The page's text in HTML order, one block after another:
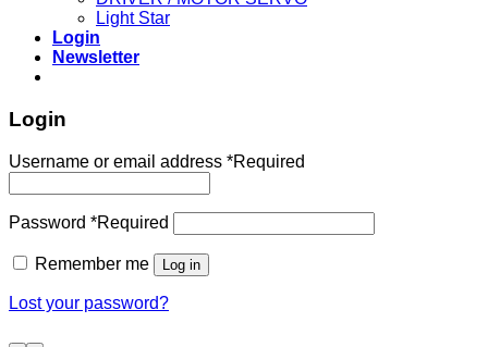
Light Star
Login
Newsletter
Login
Username or email address *Required
Password *Required
Remember me Log in
Lost your password?